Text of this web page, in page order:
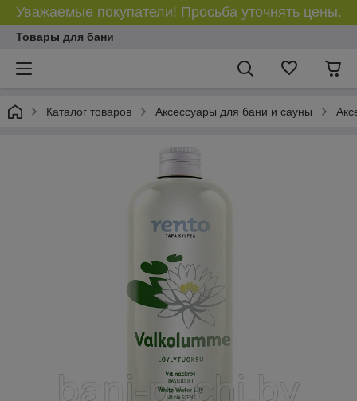
Уважаемые покупатели! Просьба уточнять цены.
Товары для бани
Каталог товаров Аксессуары для бани и сауны